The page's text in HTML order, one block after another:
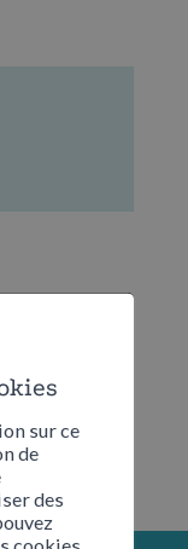
sur ce
de
des
cookies